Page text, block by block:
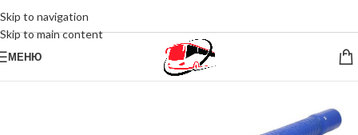
Skip to navigation
Skip to main content
МЕНЮ